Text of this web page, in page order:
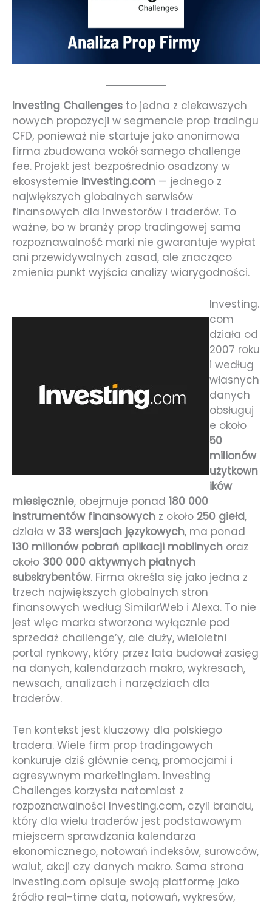
Investing Challenges to jedna z ciekawszych
nowych propozycji w segmencie prop tradingu
CFD, ponieważ nie startuje jako anonimowa
firma zbudowana wokół samego challenge
fee. Projekt jest bezpośrednio osadzony w
ekosystemie Investing.com — jednego z
największych globalnych serwisów
finansowych dla inwestorów i traderów. To
ważne, bo w branży prop tradingowej sama
rozpoznawalność marki nie gwarantuje wypłat
ani przewidywalnych zasad, ale znacząco
zmienia punkt wyjścia analizy wiarygodności.
Investing.
com
działa od
2007 roku
i według
własnych
danych
obsługuj
e około
50
milionów
użytkown
ików
miesięcznie, obejmuje ponad 180 000
instrumentów finansowych z około 250 giełd,
działa w 33 wersjach językowych, ma ponad
130 milionów pobrań aplikacji mobilnych oraz
około 300 000 aktywnych płatnych
subskrybentów. Firma określa się jako jedna z
trzech największych globalnych stron
finansowych według SimilarWeb i Alexa. To nie
jest więc marka stworzona wyłącznie pod
sprzedaż challenge’y, ale duży, wieloletni
portal rynkowy, który przez lata budował zasięg
na danych, kalendarzach makro, wykresach,
newsach, analizach i narzędziach dla
traderów.
Ten kontekst jest kluczowy dla polskiego
tradera. Wiele firm prop tradingowych
konkuruje dziś głównie ceną, promocjami i
agresywnym marketingiem. Investing
Challenges korzysta natomiast z
rozpoznawalności Investing.com, czyli brandu,
który dla wielu traderów jest podstawowym
miejscem sprawdzania kalendarza
ekonomicznego, notowań indeksów, surowców,
walut, akcji czy danych makro. Sama strona
Investing.com opisuje swoją platformę jako
źródło real-time data, notowań, wykresów,